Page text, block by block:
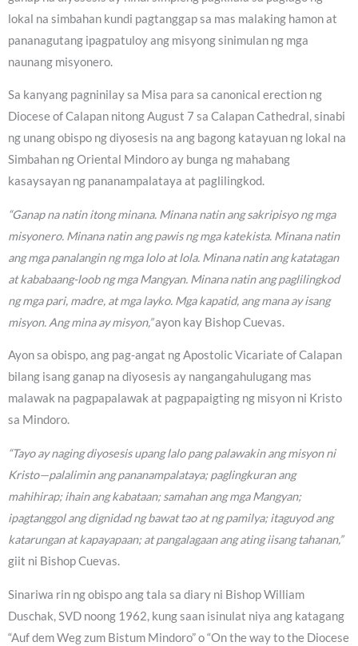
lokal na simbahan kundi pagtanggap sa mas malaking hamon at
pananagutang ipagpatuloy ang misyong sinimulan ng mga
naunang misyonero.
Sa kanyang pagninilay sa Misa para sa canonical erection ng
Diocese of Calapan nitong August 7 sa Calapan Cathedral, sinabi
ng unang obispo ng diyosesis na ang bagong katayuan ng lokal na
Simbahan ng Oriental Mindoro ay bunga ng mahabang
kasaysayan ng pananampalataya at paglilingkod.
“Ganap na natin itong minana. Minana natin ang sakripisyo ng mga
misyonero. Minana natin ang pawis ng mga katekista. Minana natin
ang mga panalangin ng mga lolo at lola. Minana natin ang katatagan
at kababaang-loob ng mga Mangyan. Minana natin ang paglilingkod
ng mga pari, madre, at mga layko. Mga kapatid, ang mana ay isang
misyon. Ang mina ay misyon,”ayon kay Bishop Cuevas.
Ayon sa obispo, ang pag-angat ng Apostolic Vicariate of Calapan
bilang isang ganap na diyosesis ay nangangahulugang mas
malawak na pagpapalawak at pagpapaigting ng misyon ni Kristo
sa Mindoro.
“Tayo ay naging diyosesis upang lalo pang palawakin ang misyon ni
Kristo—palalimin ang pananampalataya; paglingkuran ang
mahihirap; ihain ang kabataan; samahan ang mga Mangyan;
ipagtanggol ang dignidad ng bawat tao at ng pamilya; itaguyod ang
katarungan at kapayapaan; at pangalagaan ang ating iisang tahanan,”
giit ni Bishop Cuevas.
Sinariwa rin ng obispo ang tala sa diary ni Bishop William
Duschak, SVD noong 1962, kung saan isinulat niya ang katagang
“Auf dem Weg zum Bistum Mindoro” o “On the way to the Diocese